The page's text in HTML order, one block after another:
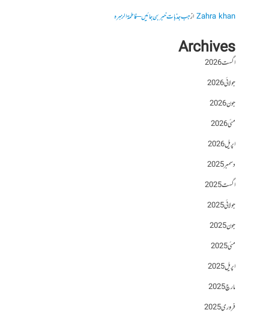
Zahra khanازجب جذبات خبر بن جائیں – فاطمۃالزہرہ
Archives
اگست 2026
جولائی 2026
جون 2026
مئی 2026
اپریل 2026
دسمبر 2025
اگست 2025
جولائی 2025
جون 2025
مئی 2025
اپریل 2025
مارچ 2025
فروری 2025